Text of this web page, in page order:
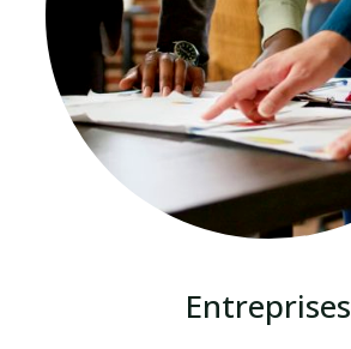
Entreprises